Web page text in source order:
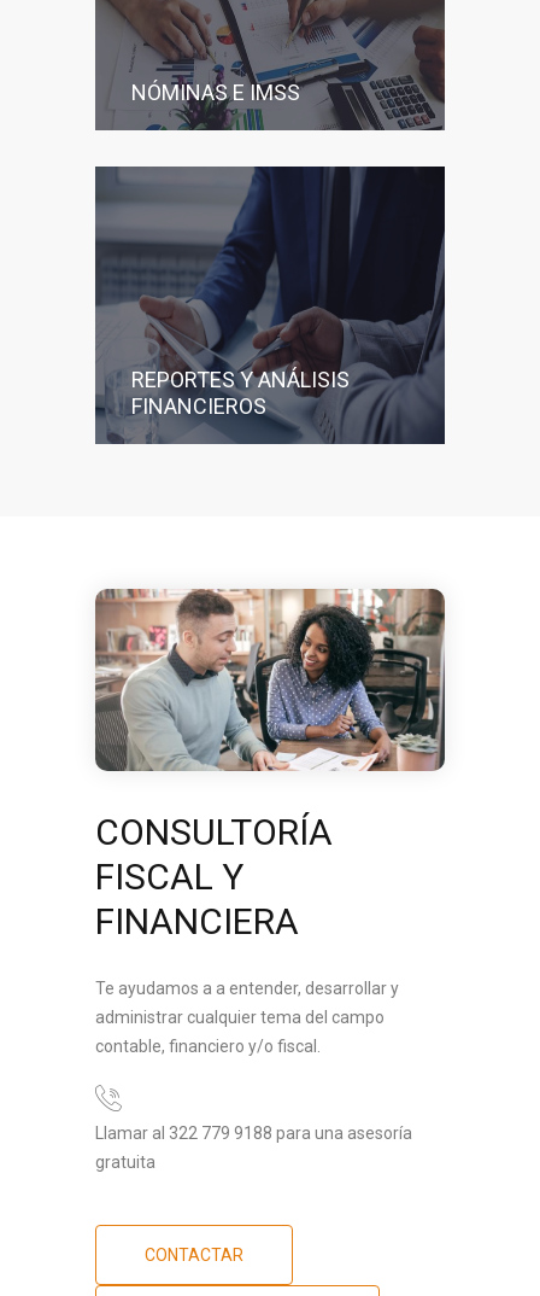
NÓMINAS E IMSS
REPORTES Y ANÁLISIS
FINANCIEROS
CONSULTORÍA
FISCAL Y
FINANCIERA
Te ayudamos a a entender, desarrollar y
administrar cualquier tema del campo
contable, financiero y/o fiscal.
Llamar al 322 779 9188 para una asesoría
gratuita
CONTACTAR